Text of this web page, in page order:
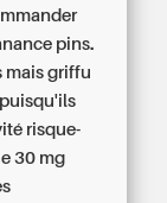
pins.
mais griffu
risque-
30 mg